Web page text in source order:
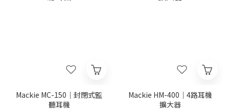
Mackie MC-150｜封閉式監
聽耳機
Mackie HM-400｜4路耳機
擴大器